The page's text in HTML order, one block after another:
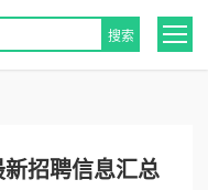
招聘信息汇总